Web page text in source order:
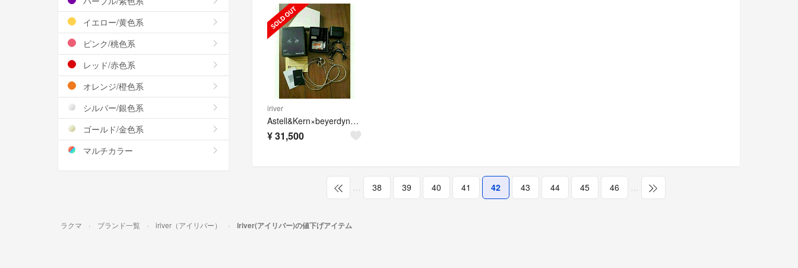
iriver
Astell&Kern×beyerdynamic AK T8iE リケーブル
¥31,500
38 39 40 41 42 43 44 45 46
イエロー/黄色系
ピンク/桃色系
レッド/赤色系
オレンジ/橙色系
シルバー/銀色系
ゴールド/金色系
マルチカラー
ラクマ ブランド一覧 iriver（アイリバー） iriver(アイリバー)の値下げアイテム